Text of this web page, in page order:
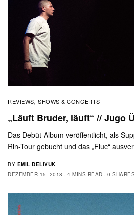
REVIEWS, SHOWS & CONCERTS
„Läuft Bruder, läuft“ // Jugo
Das Debüt-Album veröffentlicht, als
Rin-Tour gebucht und das „Fluc“
BY EMIL DELIVUK
DEZEMBER 15, 2018
4 MINS READ 0